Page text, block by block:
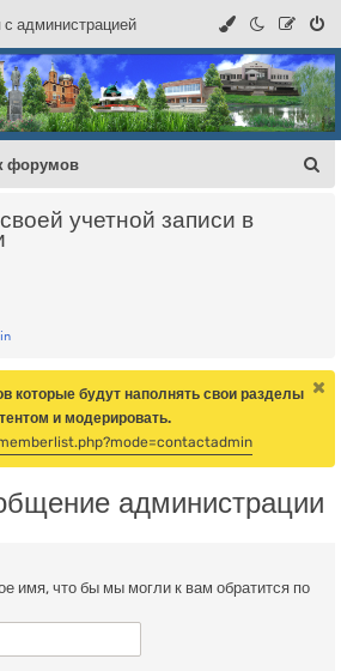
с администрацией
форумов
учетной записи в
которые будут наполнять свои разделы
и модерировать.
администрации
имя, что бы мы могли к вам обратится по